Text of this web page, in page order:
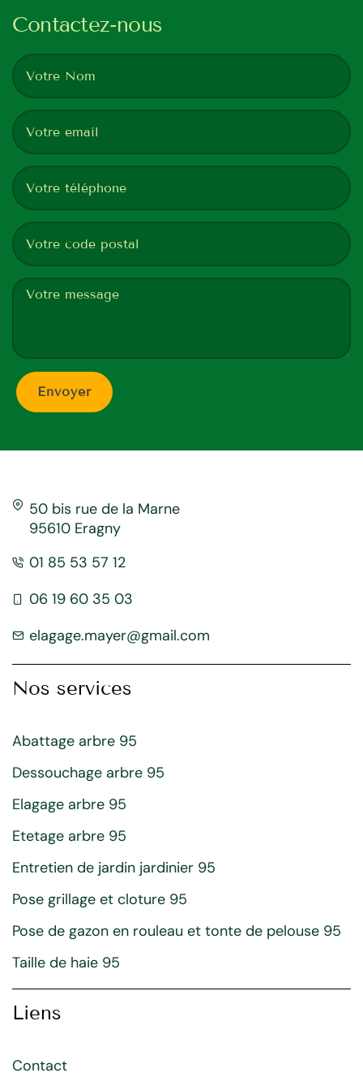
Contactez-nous
50 bis rue de la Marne
95610 Eragny
01 85 53 57 12
06 19 60 35 03
elagage.mayer@gmail.com
Nos services
Abattage arbre 95
Dessouchage arbre 95
Elagage arbre 95
Etetage arbre 95
Entretien de jardin jardinier 95
Pose grillage et cloture 95
Pose de gazon en rouleau et tonte de pelouse 95
Taille de haie 95
Liens
Contact